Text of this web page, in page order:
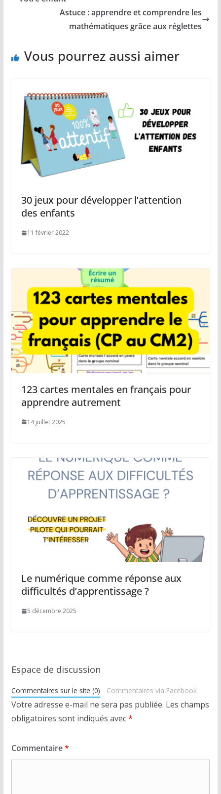
Astuce : apprendre et comprendre les
mathématiques grâce aux réglettes
Vous pourrez aussi aimer
30 jeux pour développer l’attention
des enfants
11 février 2022
123 cartes mentales en français pour
apprendre autrement
14 juillet 2025
Le numérique comme réponse aux
difficultés d’apprentissage ?
5 décembre 2025
Espace de discussion
Commentaires sur le site (0) Commentaires via Facebook
Votre adresse e-mail ne sera pas publiée. Les champs
obligatoires sont indiqués avec*
Commentaire*